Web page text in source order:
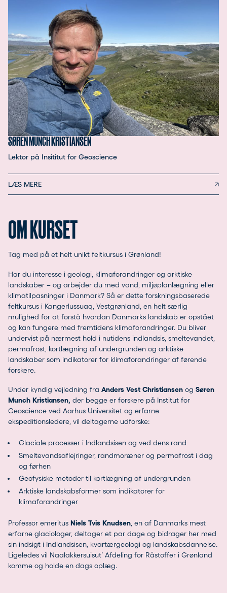
SØREN MUNCH KRISTIANSEN
Lektor på Insititut for Geoscience
LÆS MERE
OM KURSET
Tag med på et helt unikt feltkursus i Grønland!
Har du interesse i geologi, klimaforandringer og arktiske
landskaber – og arbejder du med vand, miljøplanlægning eller
klimatilpasninger i Danmark? Så er dette forskningsbaserede
feltkursus i Kangerlussuaq, Vestgrønland, en helt særlig
mulighed for at forstå hvordan Danmarks landskab er opstået
og kan fungere med fremtidens klimaforandringer. Du bliver
undervist på nærmest hold i nutidens indlandsis, smeltevandet,
permafrost, kortlægning af undergrunden og arktiske
landskaber som indikatorer for klimaforandringer af førende
forskere.
Under kyndig vejledning fra Anders Vest Christiansen og Søren
Munch Kristiansen, der begge er forskere på Institut for
Geoscience ved Aarhus Universitet og erfarne
ekspeditionsledere, vil deltagerne udforske:
Glaciale processer i Indlandsisen og ved dens rand
Smeltevandsaflejringer, randmoræner og permafrost i dag
og førhen
Geofysiske metoder til kortlægning af undergrunden
Arktiske landskabsformer som indikatorer for
klimaforandringer
Professor emeritus Niels Tvis Knudsen , en af Danmarks mest
erfarne glaciologer, deltager et par dage og bidrager her med
sin indsigt i Indlandsisen, kvartærgeologi og landskabsdannelse.
Ligeledes vil Naalakkersuisut’ Afdeling for Råstoffer i Grønland
komme og holde en dags oplæg.